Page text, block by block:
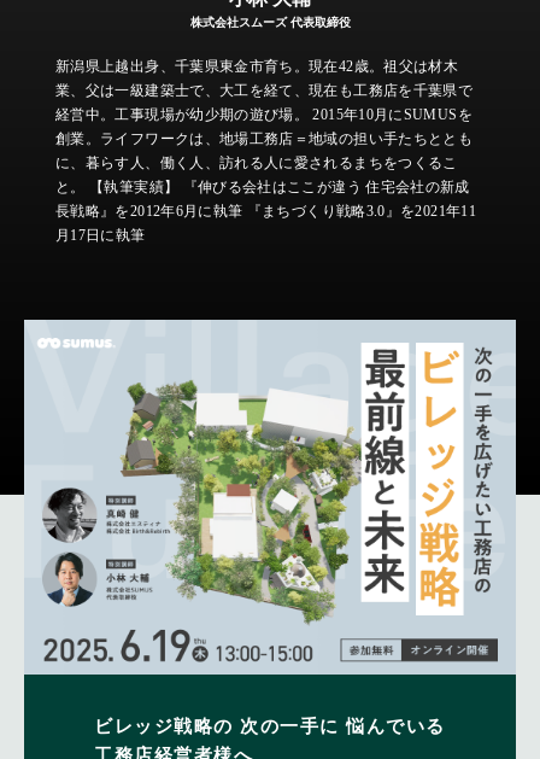
株式会社スムーズ 代表取締役
新潟県上越出身、千葉県東金市育ち。現在42歳。祖父は材木
業、父は一級建築士で、大工を経て、現在も工務店を千葉県で
経営中。工事現場が幼少期の遊び場。 2015年10月にSUMUSを
創業。ライフワークは、地場工務店＝地域の担い手たちととも
に、暮らす人、働く人、訪れる人に愛されるまちをつくるこ
と。 【執筆実績】 『伸びる会社はここが違う 住宅会社の新成
長戦略』を2012年6月に執筆 『まちづくり戦略3.0』を2021年11
月17日に執筆
ビレッジ戦略の 次の一手に 悩んでいる